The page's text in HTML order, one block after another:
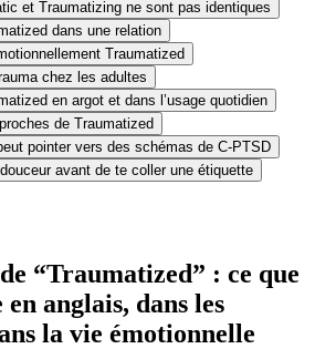
et Traumatizing ne sont pas identiques
dans une relation
Traumatized
chez les adultes
en argot et dans l’usage quotidien
de Traumatized
pointer vers des schémas de C-PTSD
avant de te coller une étiquette
“Traumatized” : ce que
anglais, dans les
la vie émotionnelle